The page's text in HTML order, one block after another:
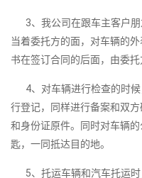
3、我公司在跟车主客户朋
当着委托方的面，对车辆的
书在签订合同的后面，由委托
4、对车辆进行检查的时候
行登记，同样进行备案和双
和身份证原件。同时对车辆
匙，一同抵达目的地。
5、托运车辆和汽车托运时